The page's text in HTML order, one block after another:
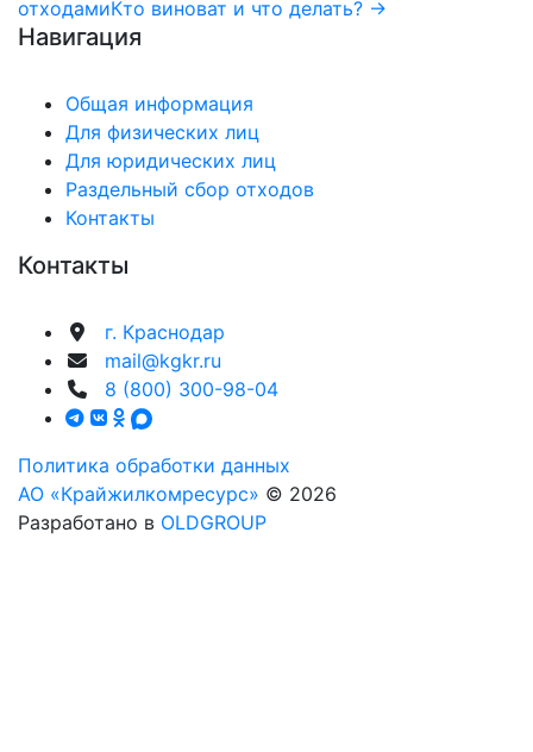
по
отходамиКто виноват и что делать? →
Навигация
Общая информация
Для физических лиц
Для юридических лиц
Раздельный сбор отходов
Контакты
Контакты
г. Краснодар
mail@kgkr.ru
8 (800) 300-98-04
Политика обработки данных
АО «Крайжилкомресурс» © 2026
Разработано в OLDGROUP